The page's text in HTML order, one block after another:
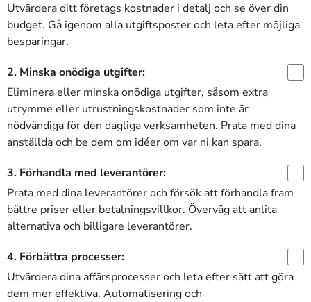
Utvärdera ditt företags kostnader i detalj och se över din
budget. Gå igenom alla utgiftsposter och leta efter möjliga
besparingar.
2. Minska onödiga utgifter:
Eliminera eller minska onödiga utgifter, såsom extra
utrymme eller utrustningskostnader som inte är
nödvändiga för den dagliga verksamheten. Prata med dina
anställda och be dem om idéer om var ni kan spara.
3. Förhandla med leverantörer:
Prata med dina leverantörer och försök att förhandla fram
bättre priser eller betalningsvillkor. Överväg att anlita
alternativa och billigare leverantörer.
4. Förbättra processer:
Utvärdera dina affärsprocesser och leta efter sätt att göra
dem mer effektiva. Automatisering och